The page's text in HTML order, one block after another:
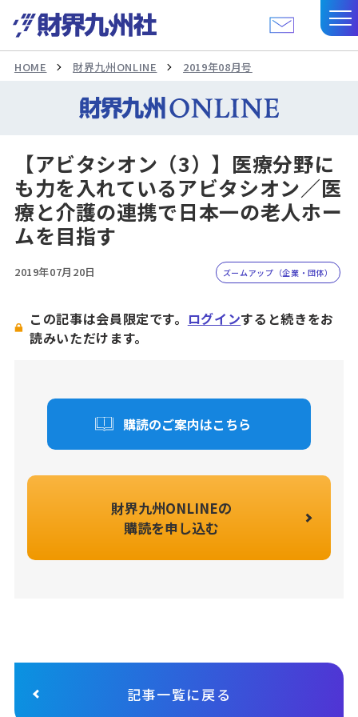
HOME 財界九州ONLINE 2019年08月号
【アビタシオン（3）】医療分野に
も力を入れているアビタシオン／医
療と介護の連携で日本一の老人ホー
ムを目指す
2019年07月20日 ズームアップ（企業・団体）
この記事は会員限定です。 ログインすると続きをお
読みいただけます。
購読のご案内はこちら
財界九州ONLINEの
購読を申し込む
記事一覧に戻る